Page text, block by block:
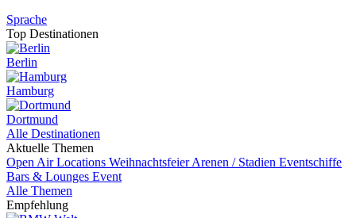
Sprache
Top Destinationen
Berlin
Hamburg
Dortmund
Alle Destinationen
Aktuelle Themen
Open Air Locations WeihnachtsfeierArenen / Stadien Eventschiffe
Bars & Lounges Event
Alle Themen
Empfehlung